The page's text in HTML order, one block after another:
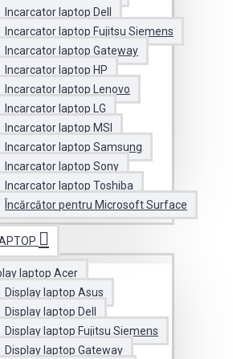
Incarcator laptop Dell
Incarcator laptop Fujitsu Siemens
Incarcator laptop Gateway
Incarcator laptop HP
Incarcator laptop Lenovo
Incarcator laptop LG
Incarcator laptop MSI
Incarcator laptop Samsung
Incarcator laptop Sony
Incarcator laptop Toshiba
Încărcător pentru Microsoft Surface
laptop Acer
Display laptop Asus
Display laptop Dell
Display laptop Fujitsu Siemens
Display laptop Gateway